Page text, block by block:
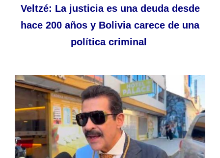
Veltzé: La justicia es una deuda desde
hace 200 años y Bolivia carece de una
política criminal